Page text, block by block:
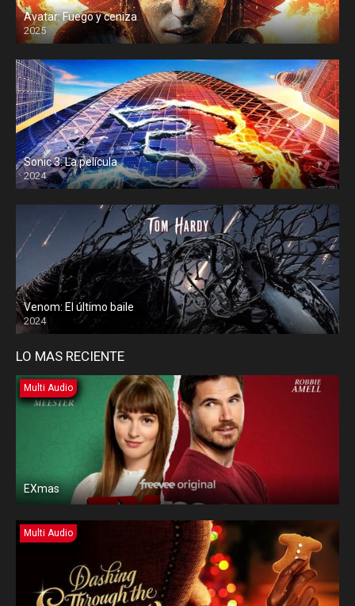
Avatar: Fuego y ceniza
2025
Sonic 3: La película
2024
Venom: El último baile
2024
LO MAS RECIENTE
Multi Audio
EXmas
Multi Audio